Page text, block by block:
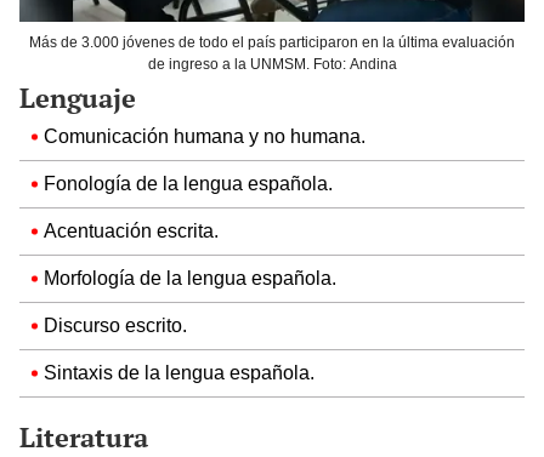
Más de 3.000 jóvenes de todo el país participaron en la última evaluación
de ingreso a la UNMSM. Foto: Andina
Lenguaje
Comunicación humana y no humana.
Fonología de la lengua española.
Acentuación escrita.
Morfología de la lengua española.
Discurso escrito.
Sintaxis de la lengua española.
Literatura